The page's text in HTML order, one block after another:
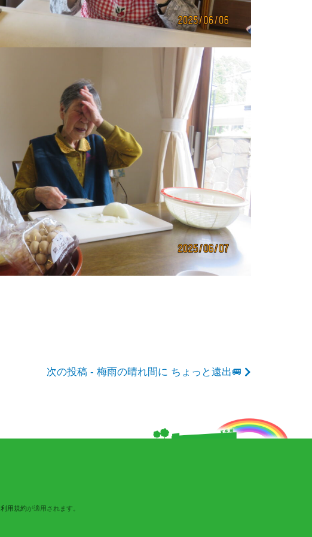
次の投稿 - 梅雨の晴れ間に ちょっと遠出🚐
利用規約が適用されます。